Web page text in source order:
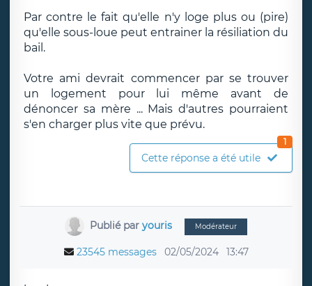
Par contre le fait qu'elle n'y loge plus ou (pire)
qu'elle sous-loue peut entrainer la résiliation du
bail.
Votre ami devrait commencer par se trouver
un logement pour lui même avant de
dénoncer sa mère ... Mais d'autres pourraient
s'en charger plus vite que prévu.
Cette réponse a été utile
1
Publié par youris Modérateur
23545 messages 02/05/2024 13:47